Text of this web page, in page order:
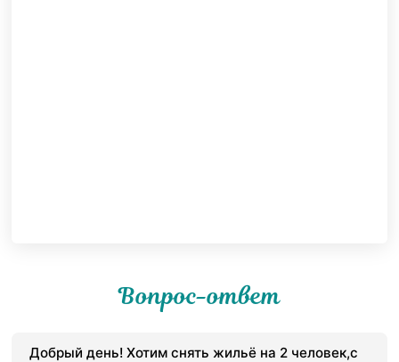
Вопрос-ответ
Добрый день! Хотим снять жильё на 2 человек,с